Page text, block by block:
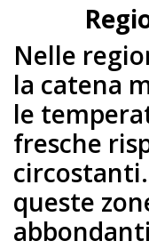
Nelle
la catena
le
fresche
queste